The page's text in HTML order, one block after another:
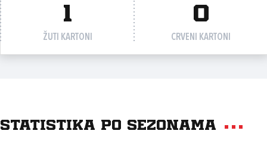
1
ŽUTI KARTONI
0
CRVENI KARTONI
Statistika po sezonama